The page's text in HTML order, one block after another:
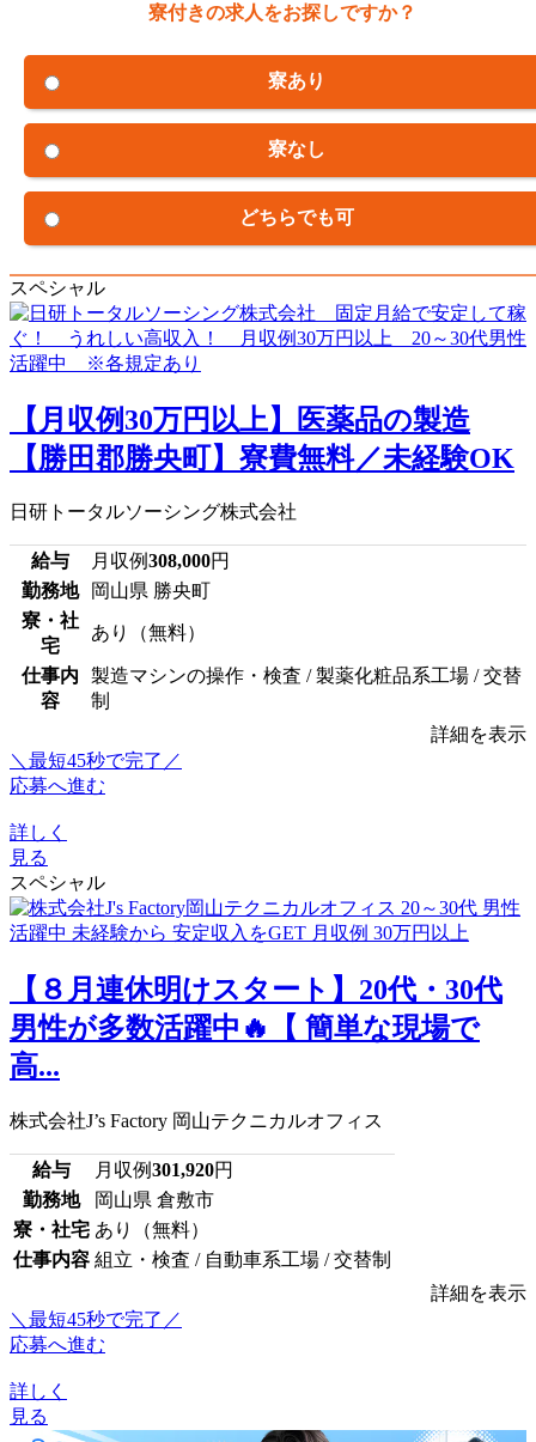
寮付きの求人をお探しですか？
寮あり
寮なし
どちらでも可
スペシャル
【月収例30万円以上】医薬品の製造
【勝田郡勝央町】寮費無料／未経験OK
日研トータルソーシング株式会社
給与 月収例308,000円
勤務地
岡山県 勝央町
寮・社
宅
あり（無料）
仕事内
容
製造マシンの操作・検査 / 製薬化粧品系工場 / 交替
制
詳細を表示
＼最短45秒で完了／
応募へ進む
詳しく
見る
スペシャル
【８月連休明けスタート】20代・30代
男性が多数活躍中🔥【 簡単な現場で
高...
株式会社J’s Factory 岡山テクニカルオフィス
給与 月収例301,920円
勤務地
岡山県 倉敷市
寮・社宅 あり（無料）
仕事内容 組立・検査 / 自動車系工場 / 交替制
詳細を表示
＼最短45秒で完了／
応募へ進む
詳しく
見る